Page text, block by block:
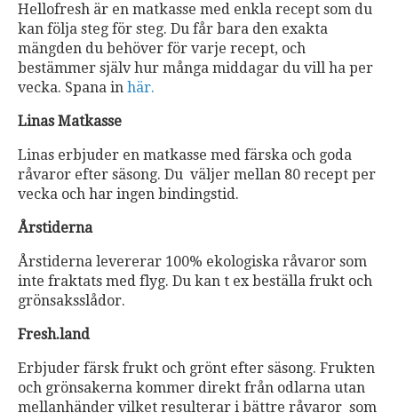
Hellofresh är en matkasse med enkla recept som du
kan följa steg för steg. Du får bara den exakta
mängden du behöver för varje recept, och
bestämmer själv hur många middagar du vill ha per
vecka. Spana in här.
Linas Matkasse
Linas erbjuder en matkasse med färska och goda
råvaror efter säsong. Du väljer mellan 80 recept per
vecka och har ingen bindingstid.
Årstiderna
Årstiderna levererar 100% ekologiska råvaror som
inte fraktats med flyg. Du kan t ex beställa frukt och
grönsaksslådor.
Fresh.land
Erbjuder färsk frukt och grönt efter säsong. Frukten
och grönsakerna kommer direkt från odlarna utan
mellanhänder vilket resulterar i bättre råvaror som